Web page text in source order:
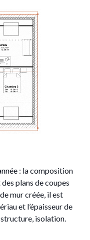
: la composition
plans de coupes
mur créée, il est
et l’épaisseur de
isolation.